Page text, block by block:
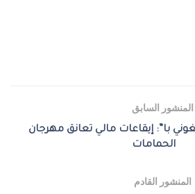
المنشور السابق
با”: إيقاعات مالي تعانق مهرجان
الحمامات
المنشور القادم